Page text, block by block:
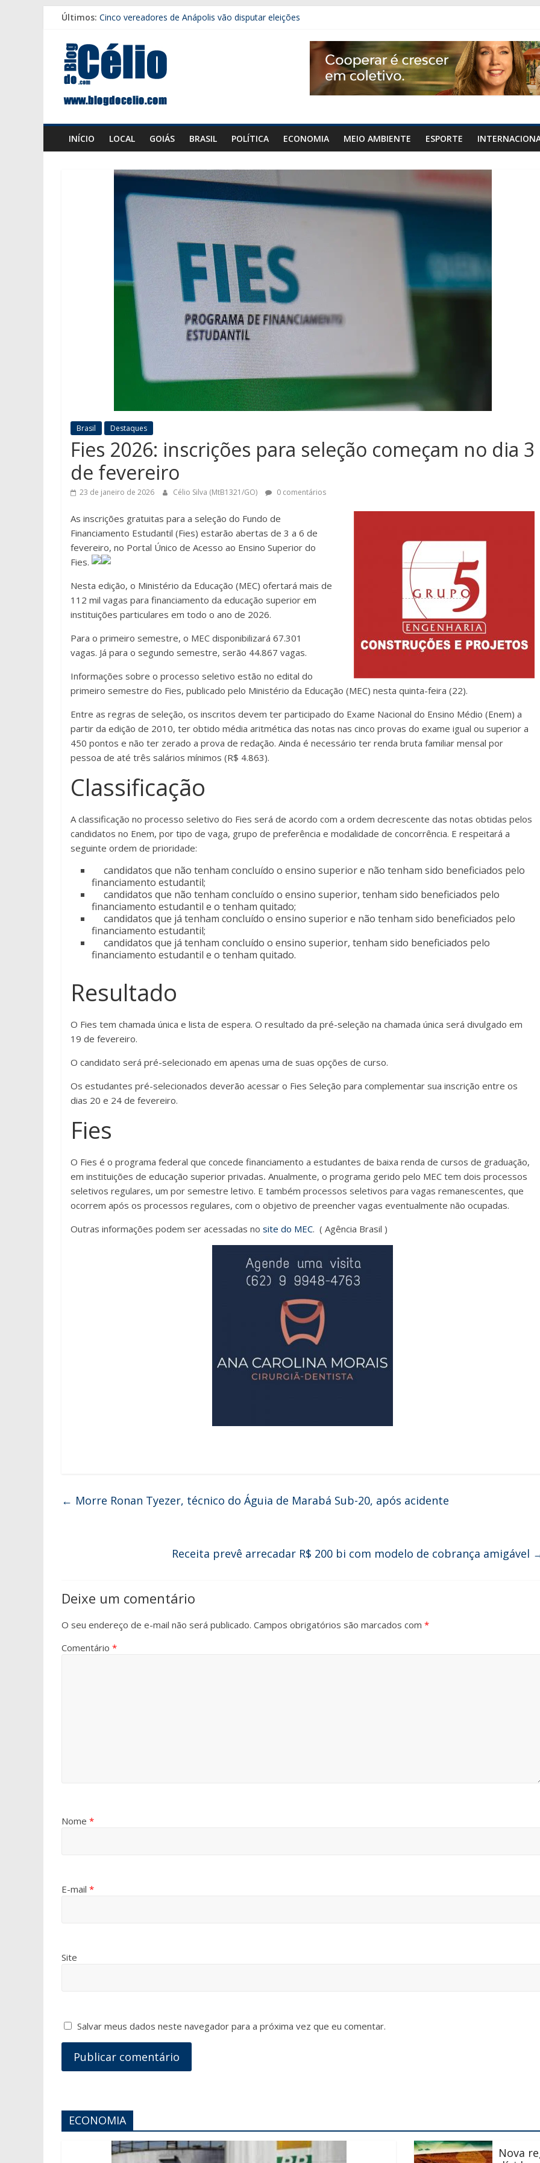
Pular
conteúdo
Últimos: Cinco vereadores de Anápolis vão disputar eleições
Força Tática prende suspeito e apreende mais de 50 gramas de cocaína em Orizona
Zé Mário retorna à presidência da Faeg
Caiado anuncia Roberto Azevedo para coordenar área de diplomacia no plano de governo
Blog
do
Célio
INÍCIO LOCAL GOIÁS BRASIL POLÍTICA ECONOMIA MEIO AMBIENTE ESPORTE
Brasil Destaques
Fies 2026: inscrições para seleção começam no dia 3
de fevereiro
23 de janeiro de 2026 Célio Silva (MtB1321/GO) 0 comentários
As inscrições gratuitas para a seleção do Fundo de
Financiamento Estudantil (Fies) estarão abertas de 3 a 6 de
fevereiro, no Portal Único de Acesso ao Ensino Superior do
Fies.
Nesta edição, o Ministério da Educação (MEC) ofertará mais de
112 mil vagas para financiamento da educação superior em
instituições particulares em todo o ano de 2026.
Para o primeiro semestre, o MEC disponibilizará 67.301
vagas. Já para o segundo semestre, serão 44.867 vagas.
Informações sobre o processo seletivo estão no edital do
primeiro semestre do Fies, publicado pelo Ministério da Educação (MEC) nesta quinta-feira (22).
Entre as regras de seleção, os inscritos devem ter participado do Exame Nacional do Ensino Médio (Enem) a
partir da edição de 2010, ter obtido média aritmética das notas nas cinco provas do exame igual ou superior a
450 pontos e não ter zerado a prova de redação. Ainda é necessário ter renda bruta familiar mensal por
pessoa de até três salários mínimos (R$ 4.863).
Classificação
A classificação no processo seletivo do Fies será de acordo com a ordem decrescente das notas obtidas pelos
candidatos no Enem, por tipo de vaga, grupo de preferência e modalidade de concorrência. E respeitará a
seguinte ordem de prioridade:
candidatos que não tenham concluído o ensino superior e não tenham sido beneficiados pelo
financiamento estudantil;
candidatos que não tenham concluído o ensino superior, tenham sido beneficiados pelo
financiamento estudantil e o tenham quitado;
candidatos que já tenham concluído o ensino superior e não tenham sido beneficiados pelo
financiamento estudantil;
candidatos que já tenham concluído o ensino superior, tenham sido beneficiados pelo
financiamento estudantil e o tenham quitado.
Resultado
O Fies tem chamada única e lista de espera. O resultado da pré-seleção na chamada única será divulgado em
19 de fevereiro.
O candidato será pré-selecionado em apenas uma de suas opções de curso.
Os estudantes pré-selecionados deverão acessar o Fies Seleção para complementar sua inscrição entre os
dias 20 e 24 de fevereiro.
Fies
O Fies é o programa federal que concede financiamento a estudantes de baixa renda de cursos de graduação,
em instituições de educação superior privadas. Anualmente, o programa gerido pelo MEC tem dois processos
seletivos regulares, um por semestre letivo. E também processos seletivos para vagas remanescentes, que
ocorrem após os processos regulares, com o objetivo de preencher vagas eventualmente não ocupadas.
Outras informações podem ser acessadas no site do MEC. ( Agência Brasil )
← Morre Ronan Tyezer, técnico do Águia de Marabá Sub-20, após acidente
Receita prevê arrecadar R$ 200 bi com modelo de cobrança amigável
Deixe um comentário
O seu endereço de e-mail não será publicado. Campos obrigatórios são marcados com *
Comentário *
Nome *
E-mail *
Site
Salvar meus dados neste navegador para a próxima vez que eu comentar.
ECONOMIA
Nova